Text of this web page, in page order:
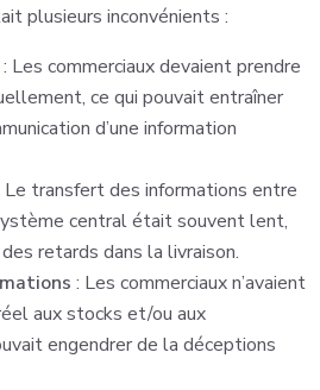
plusieurs inconvénients :
: Les commerciaux devaient prendre
ce qui pouvait entraîner
d’une information
Le transfert des informations entre
central était souvent lent,
retards dans la livraison.
: Les commerciaux n’avaient
aux stocks et/ou aux
engendrer de la déceptions